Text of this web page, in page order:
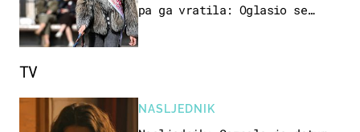
pa ga vratila: Oglasio se
TV
NASLJEDNIK